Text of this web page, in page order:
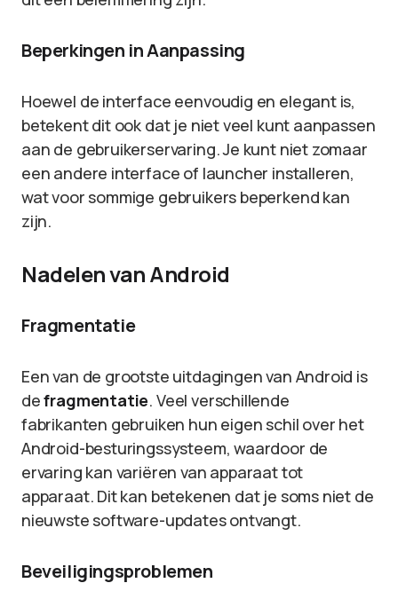
Beperkingen in Aanpassing
Hoewel de interface eenvoudig en elegant is,
betekent dit ook dat je niet veel kunt aanpassen
aan de gebruikerservaring. Je kunt niet zomaar
een andere interface of launcher installeren,
wat voor sommige gebruikers beperkend kan
zijn.
Nadelen van Android
Fragmentatie
Een van de grootste uitdagingen van Android is
defragmentatie. Veel verschillende
fabrikanten gebruiken hun eigen schil over het
Android-besturingssysteem, waardoor de
ervaring kan variëren van apparaat tot
apparaat. Dit kan betekenen dat je soms niet de
nieuwste software-updates ontvangt.
Beveiligingsproblemen